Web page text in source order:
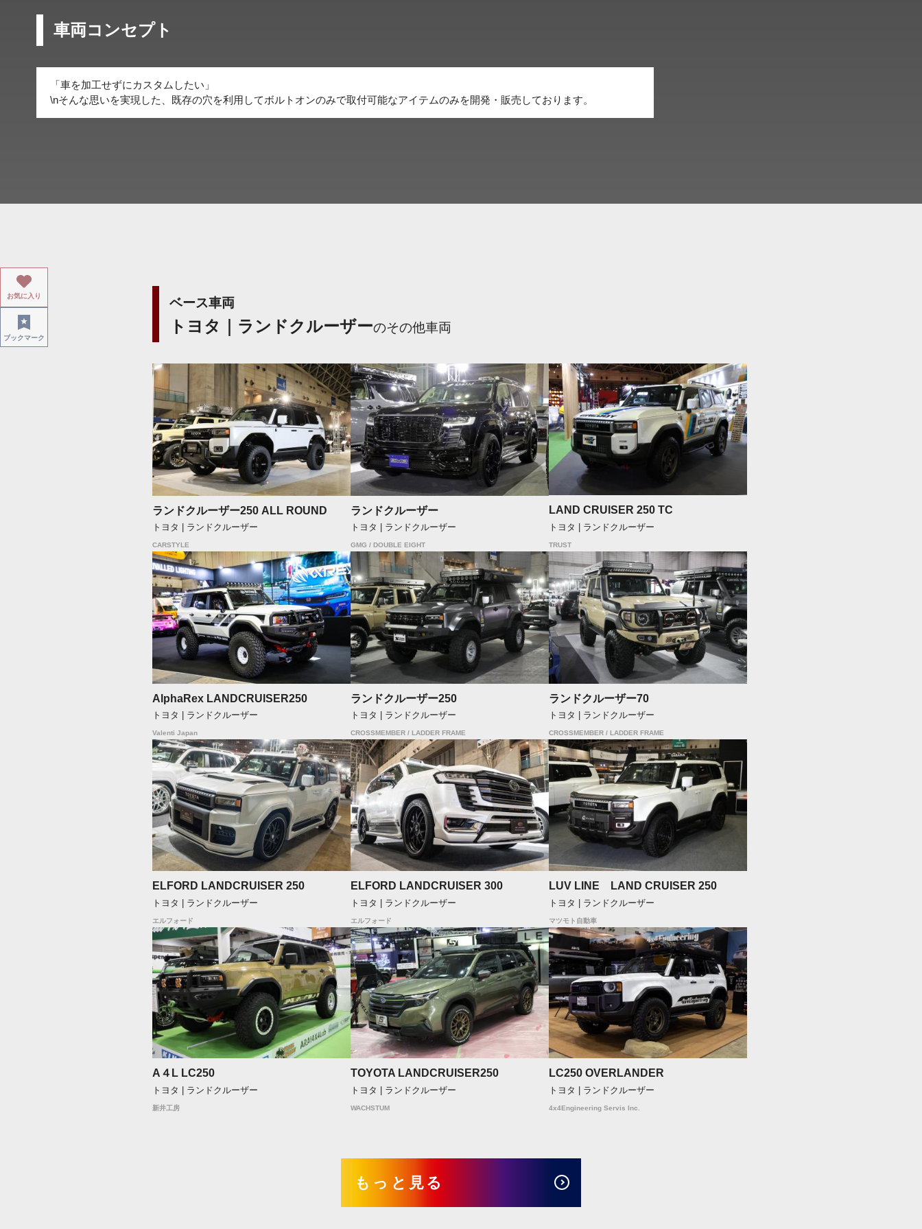
車両コンセプト
「車を加工せずにカスタムしたい」
\nそんな思いを実現した、既存の穴を利用してボルトオンのみで取付可能なアイテムのみを開発・販売しております。
ベース車両
トヨタ｜ランドクルーザーのその他車両
ランドクルーザー250 ALL ROUND
トヨタ | ランドクルーザー
CARSTYLE
ランドクルーザー
トヨタ | ランドクルーザー
GMG / DOUBLE EIGHT
LAND CRUISER 250 TC
トヨタ | ランドクルーザー
TRUST
AlphaRex LANDCRUISER250
トヨタ | ランドクルーザー
Valenti Japan
ランドクルーザー250
トヨタ | ランドクルーザー
CROSSMEMBER / LADDER FRAME
ランドクルーザー70
トヨタ | ランドクルーザー
CROSSMEMBER / LADDER FRAME
ELFORD LANDCRUISER 250
トヨタ | ランドクルーザー
エルフォード
ELFORD LANDCRUISER 300
トヨタ | ランドクルーザー
エルフォード
LUV LINE LAND CRUISER 250
トヨタ | ランドクルーザー
マツモト自動車
A４L LC250
トヨタ | ランドクルーザー
新井工房
TOYOTA LANDCRUISER250
トヨタ | ランドクルーザー
WACHSTUM
LC250 OVERLANDER
トヨタ | ランドクルーザー
4x4Engineering Servis Inc.
もっと見る
お気に入り
ブックマーク